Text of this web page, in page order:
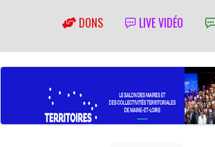
DONS LIVE VIDÉO